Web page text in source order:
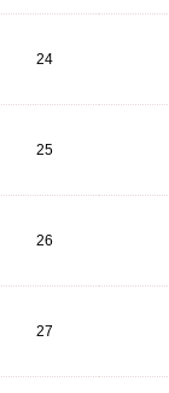
24
25
26
27